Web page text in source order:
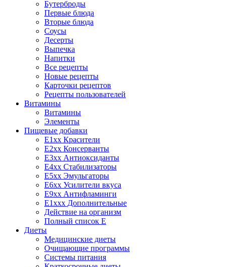
Бутерброды
Первые блюда
Вторые блюда
Соусы
Десерты
Выпечка
Напитки
Все рецепты
Новые рецепты
Карточки рецептов
Рецепты пользователей
Витамины
Витамины
Элементы
Пищевые добавки
E1xx Красители
E2xx Консерванты
E3xx Антиоксиданты
E4xx Стабилизаторы
E5xx Эмульгаторы
E6xx Усилители вкуса
E9xx Антифламинги
E1xxx Дополнительные
Действие на организм
Полный список E
Диеты
Медицинские диеты
Очищающие программы
Системы питания